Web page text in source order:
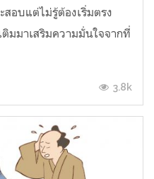
อบแต่ไม่รู้ต้องเริ่มตรง
มมาเสริมความมั่นใจจากที่
3.8k